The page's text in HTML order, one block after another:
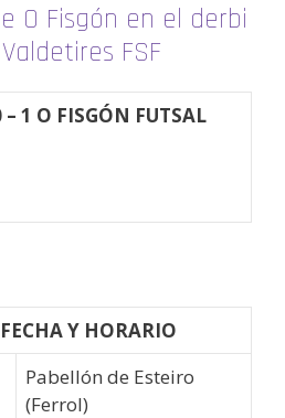
O Fisgón en el derbi
FSF
– 1 O FISGÓN FUTSAL
Y HORARIO
Pabellón de Esteiro
(Ferrol)